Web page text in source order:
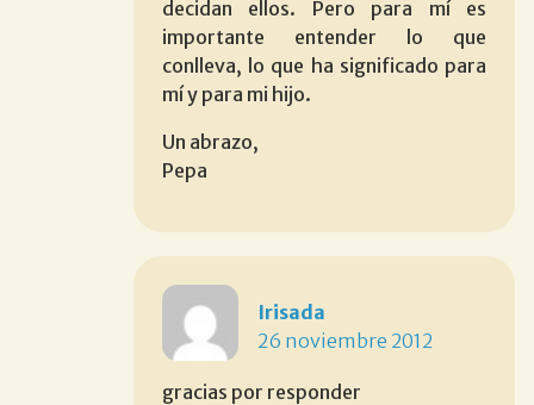
decidan ellos. Pero para mí es
importante entender lo que
conlleva, lo que ha significado para
mí y para mi hijo.
Un abrazo,
Pepa
Irisada
26 noviembre 2012
gracias por responder